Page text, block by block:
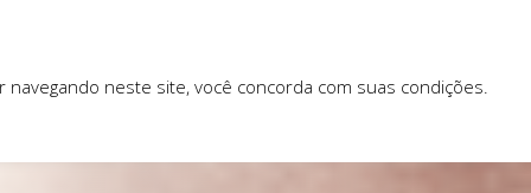
navegando neste site, você concorda com suas condições.